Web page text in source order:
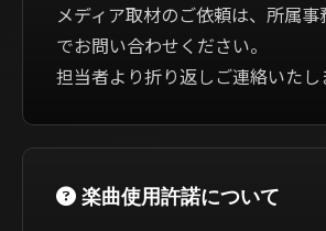
メディア取材のご依頼は、所属事
でお問い合わせください。
担当者より折り返しご連絡いたし
楽曲使用許諾について